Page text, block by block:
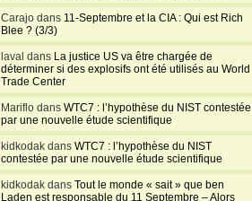
Carajo dans 11-Septembre et la CIA : Qui est Rich
Blee ? (3/3)
laval dans La justice US va être chargée de
déterminer si des explosifs ont été utilisés au World
Trade Center
Mariflo dans WTC7 : l’hypothèse du NIST contestée
par une nouvelle étude scientifique
kidkodak dans WTC7 : l’hypothèse du NIST
contestée par une nouvelle étude scientifique
kidkodak dans Tout le monde « sait » que ben
Laden est responsable du 11 Septembre – Alors